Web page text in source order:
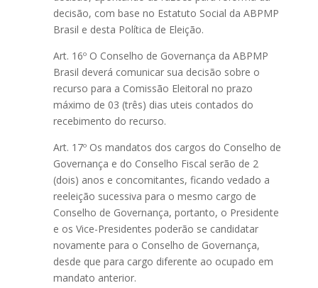
decisão, com base no Estatuto Social da ABPMP
Brasil e desta Política de Eleição.
Art. 16º O Conselho de Governança da ABPMP
Brasil deverá comunicar sua decisão sobre o
recurso para a Comissão Eleitoral no prazo
máximo de 03 (três) dias uteis contados do
recebimento do recurso.
Art. 17º Os mandatos dos cargos do Conselho de
Governança e do Conselho Fiscal serão de 2
(dois) anos e concomitantes, ficando vedado a
reeleição sucessiva para o mesmo cargo de
Conselho de Governança, portanto, o Presidente
e os Vice-Presidentes poderão se candidatar
novamente para o Conselho de Governança,
desde que para cargo diferente ao ocupado em
mandato anterior.